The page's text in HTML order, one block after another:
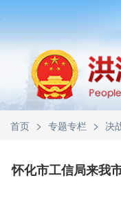
首页 > 专题专栏 > 决
怀化市工信局来我